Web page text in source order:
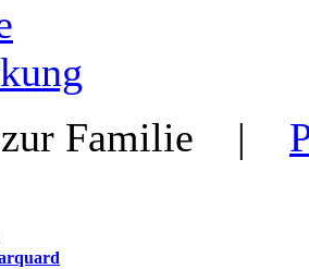
Familie |